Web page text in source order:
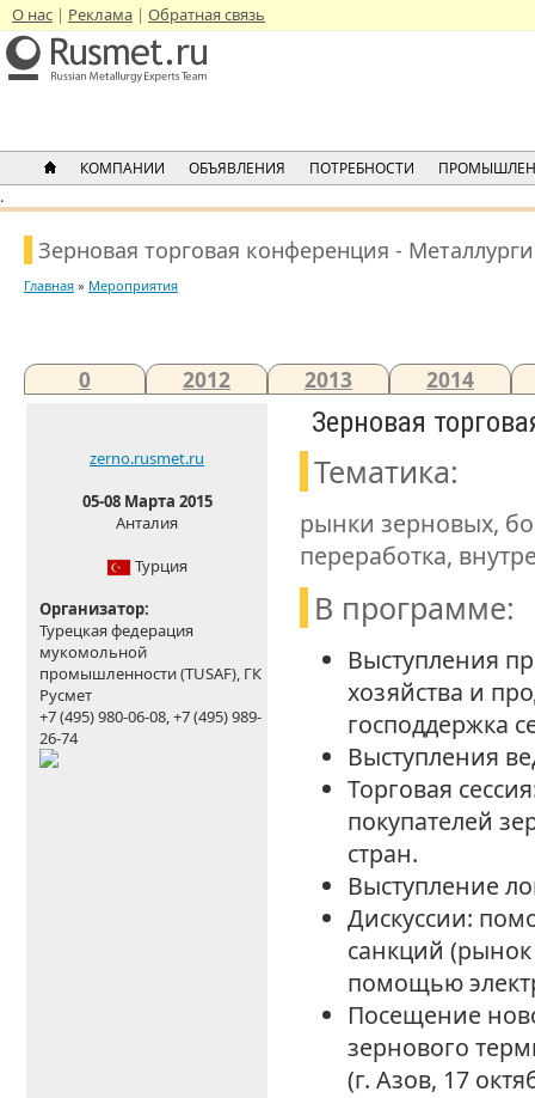
О нас Реклама Обратная связь
КОМПАНИИ ОБЪЯВЛЕНИЯ ПОТРЕБНОСТИ
.
Зерновая торговая конференция -
Главная » Мероприятия
0 2012 2013 2014
zerno.rusmet.ru
05-08 Марта 2015
Анталия
Турция
Организатор:
Турецкая федерация
мукомольной
промышленности (TUSAF), ГК
Русмет
+7 (495) 980-06-08, +7 (495) 989-
26-74
Зерновая
Тематика:
рынки зерновых,
переработка,
В программе:
Выступления
хозяйства и
господдержка
Выступления
Торговая
покупателей
стран.
Выступление
Дискуссии:
санкций
помощью
Посещение
зернового
(г. Азов, 17